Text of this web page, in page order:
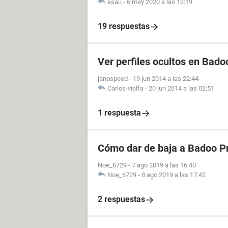
esau - 6 may 2020 a las 12:19
19 respuestas
Ver perfiles ocultos en
janospeed - 19 jun 2014 a las 22:44
Carlos-vialfa - 20 jun 2014 a las 02:51
1 respuesta
Cómo dar de baja a Badoo
Noe_6729 - 7 ago 2019 a las 16:40
Noe_6729 - 8 ago 2019 a las 17:42
2 respuestas